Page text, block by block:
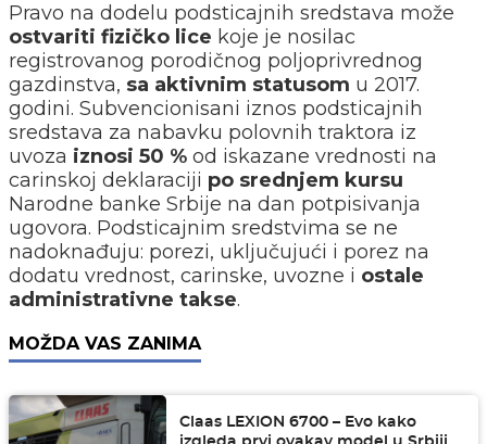
Pravo na dodelu podsticajnih sredstava može
ostvariti fizičko lice koje je nosilac
registrovanog porodičnog poljoprivrednog
gazdinstva, sa aktivnim statusom u 2017.
godini. Subvencionisani iznos podsticajnih
sredstava za nabavku polovnih traktora iz
uvoza iznosi 50 % od iskazane vrednosti na
carinskoj deklaraciji po srednjem kursu
Narodne banke Srbije na dan potpisivanja
ugovora. Podsticajnim sredstvima se ne
nadoknađuju: porezi, uključujući i porez na
dodatu vrednost, carinske, uvozne i ostale
administrativne takse.
MOŽDA VAS ZANIMA
Claas LEXION 6700 – Evo kako